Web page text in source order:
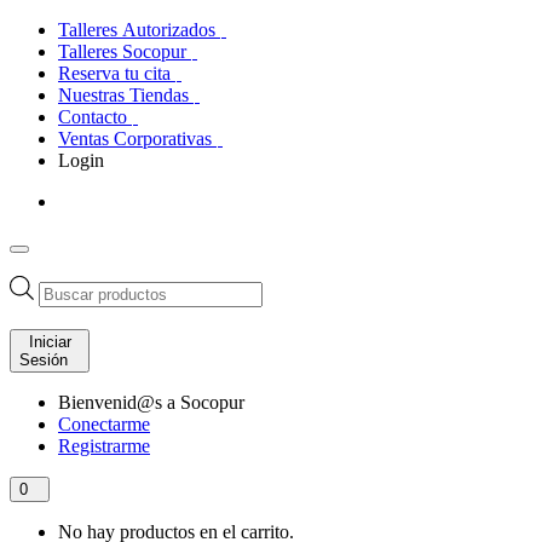
Talleres Autorizados
Talleres Socopur
Reserva tu cita
Nuestras Tiendas
Contacto
Ventas Corporativas
Login
Búsqueda
de
productos
Iniciar
Sesión
Bienvenid@s a Socopur
Conectarme
Registrarme
0
No hay productos en el carrito.